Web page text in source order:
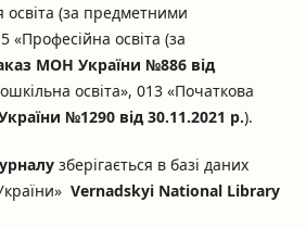
освіта (за предметними
«Професійна освіта (за
МОН України №886 від
освіта», 013 «Початкова
№1290 від 30.11.2021 р.).
зберігається в базі даних
Vernadskyi National Library